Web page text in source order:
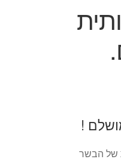
!
של הבשר